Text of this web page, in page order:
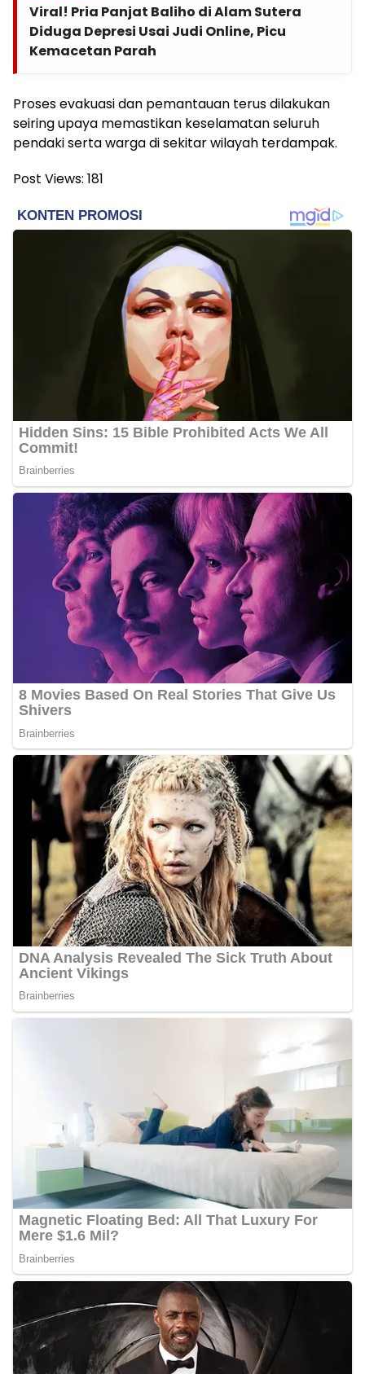
Viral! Pria Panjat Baliho di Alam Sutera
Diduga Depresi Usai Judi Online, Picu
Kemacetan Parah
Proses evakuasi dan pemantauan terus dilakukan
seiring upaya memastikan keselamatan seluruh
pendaki serta warga di sekitar wilayah terdampak.
Post Views: 181